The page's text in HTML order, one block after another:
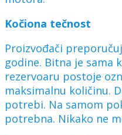
Kočiona tečnost
Proizvođači
godine. Bitna je sama
rezervoaru postoje
maksimalnu količinu.
potrebi. Na samom
potrebna. Nikako ne